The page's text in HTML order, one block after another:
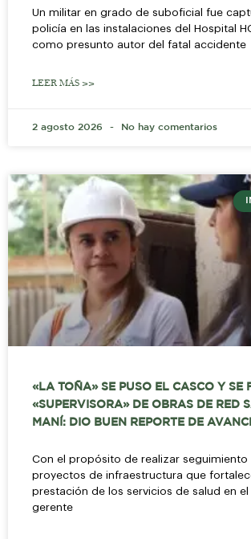
Un militar en grado de suboficial fue
policía en las instalaciones del Hospital
como presunto autor del fatal accidente
LEER MÁS >>
2 agosto 2026 No hay comentarios
«LA TOÑA» SE PUSO EL CASCO Y SE
«SUPERVISORA» DE OBRAS DE RED
MANÍ: DIO BUEN REPORTE DE
Con el propósito de realizar seguimiento
proyectos de infraestructura que
prestación de los servicios de salud en
gerente